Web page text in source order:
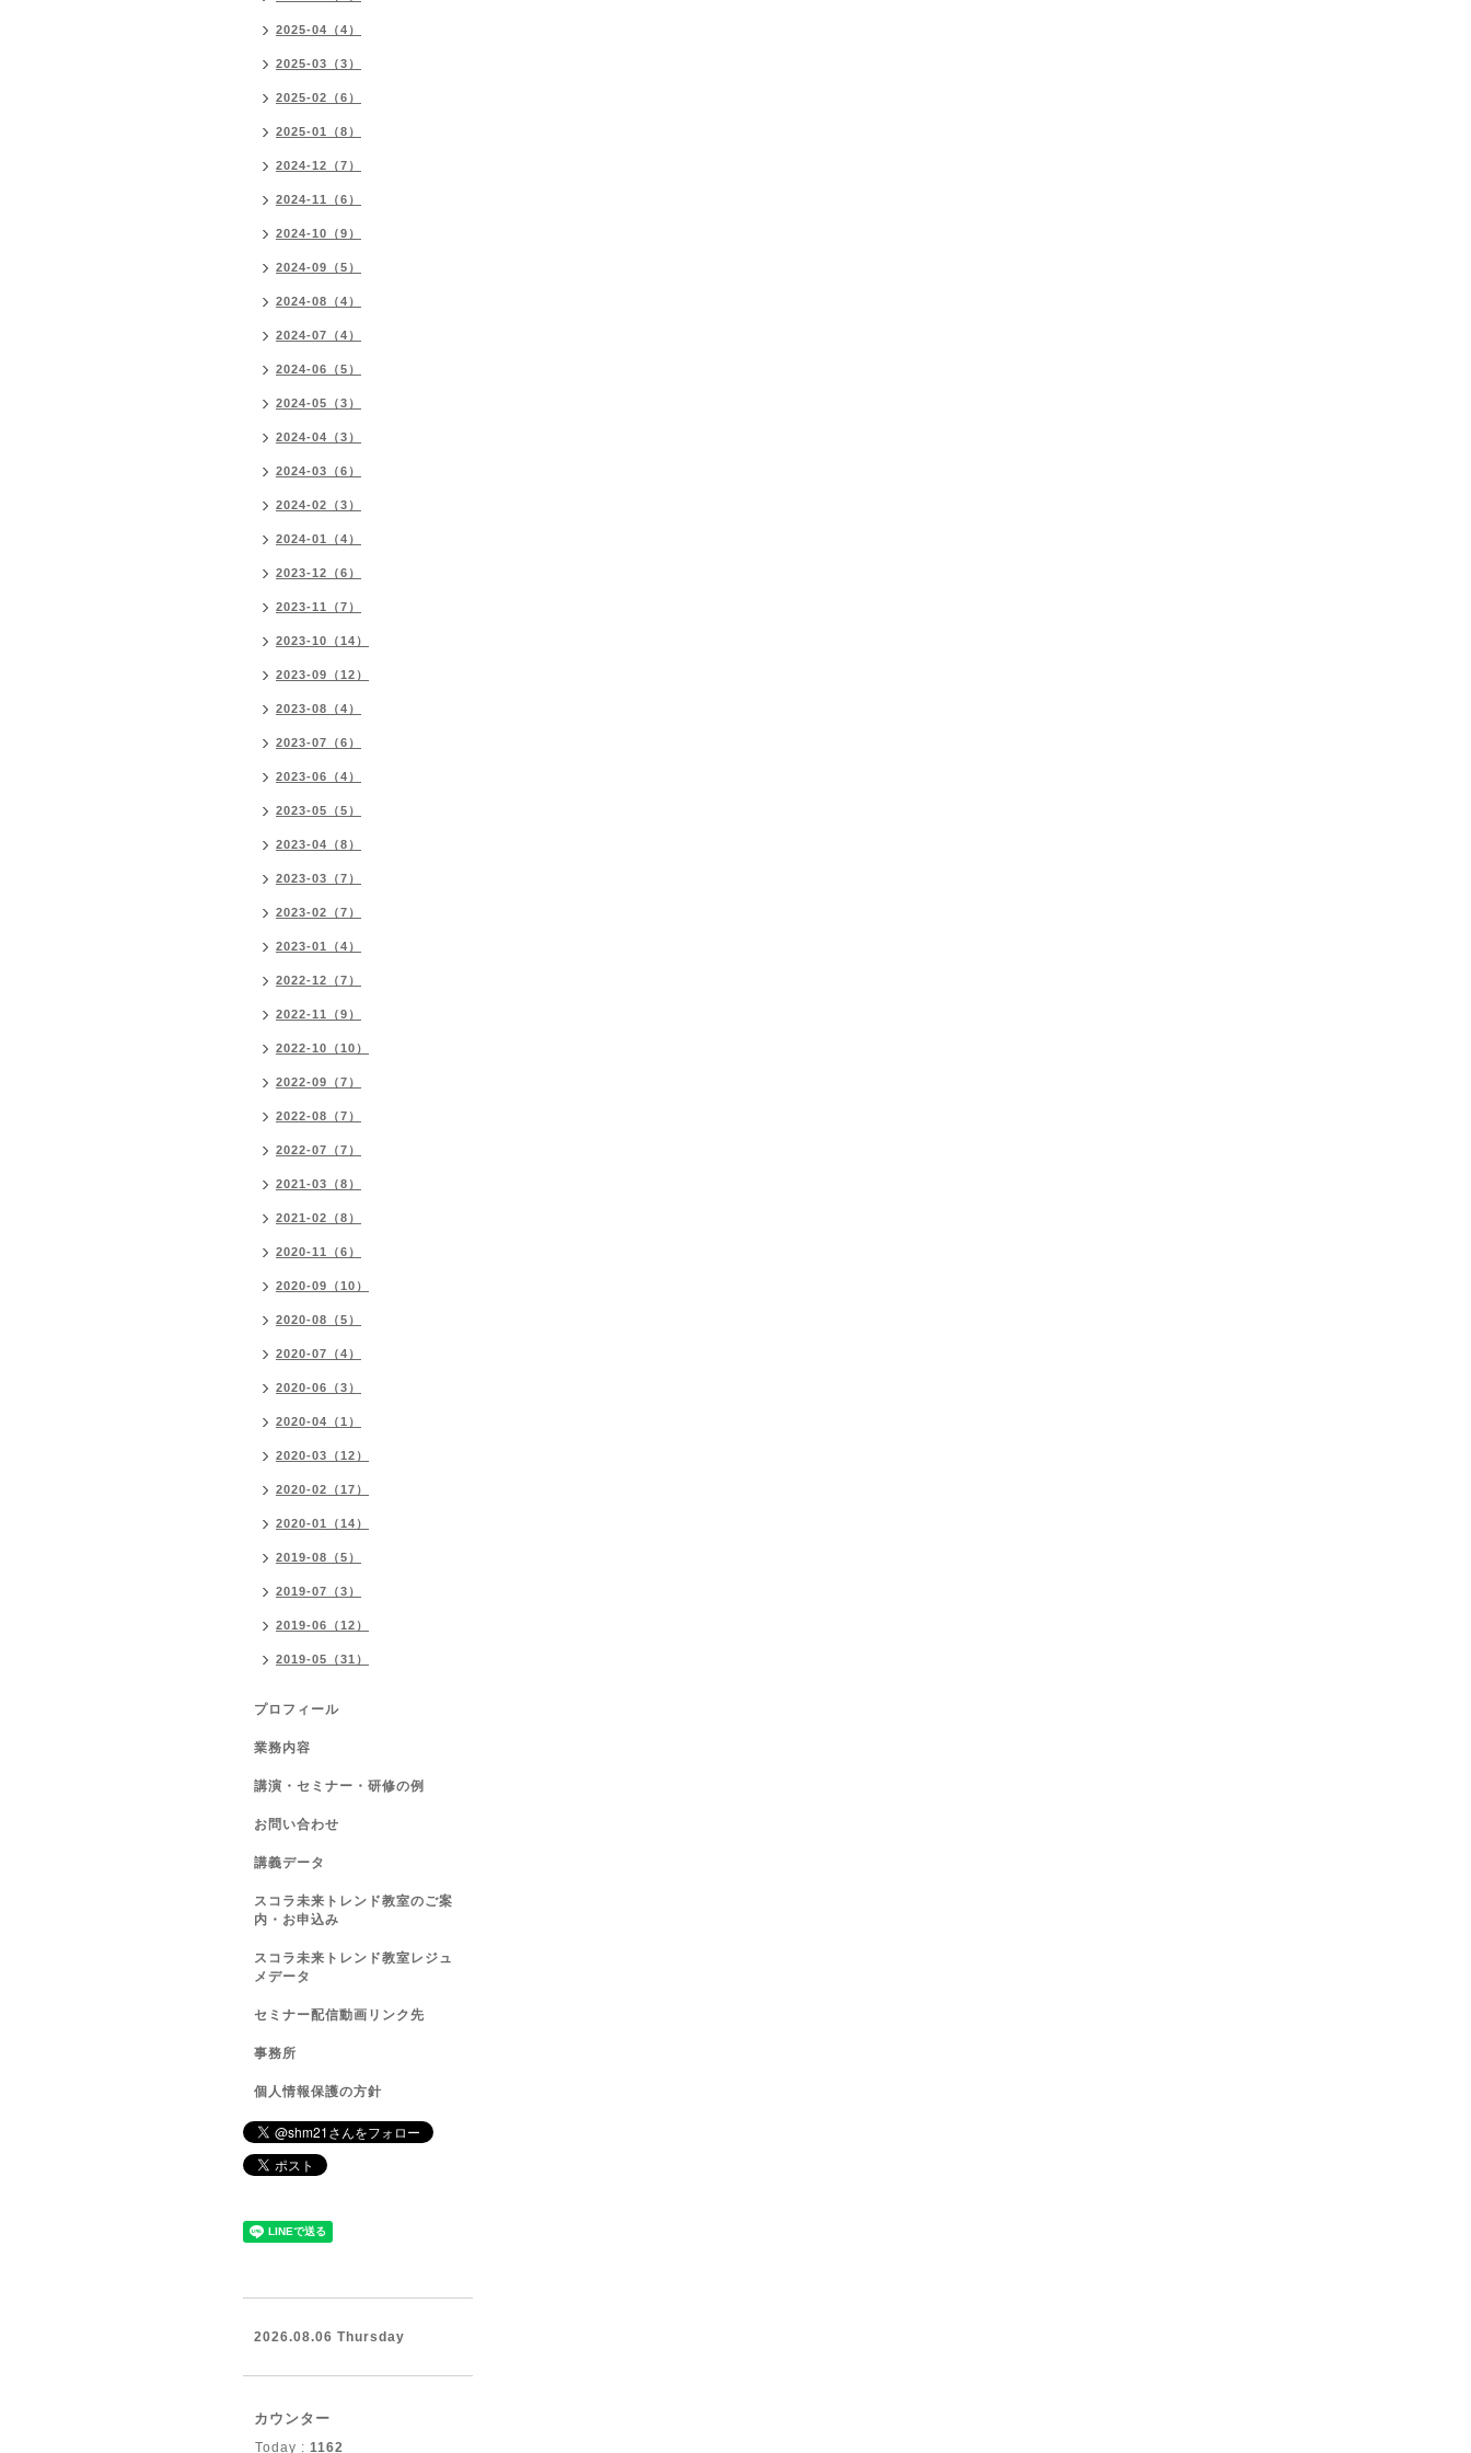
2025-04（4）
2025-03（3）
2025-02（6）
2025-01（8）
2024-12（7）
2024-11（6）
2024-10（9）
2024-09（5）
2024-08（4）
2024-07（4）
2024-06（5）
2024-05（3）
2024-04（3）
2024-03（6）
2024-02（3）
2024-01（4）
2023-12（6）
2023-11（7）
2023-10（14）
2023-09（12）
2023-08（4）
2023-07（6）
2023-06（4）
2023-05（5）
2023-04（8）
2023-03（7）
2023-02（7）
2023-01（4）
2022-12（7）
2022-11（9）
2022-10（10）
2022-09（7）
2022-08（7）
2022-07（7）
2021-03（8）
2021-02（8）
2020-11（6）
2020-09（10）
2020-08（5）
2020-07（4）
2020-06（3）
2020-04（1）
2020-03（12）
2020-02（17）
2020-01（14）
2019-08（5）
2019-07（3）
2019-06（12）
2019-05（31）
プロフィール
業務内容
講演・セミナー・研修の例
お問い合わせ
講義データ
スコラ未来トレンド教室のご案
内・お申込み
スコラ未来トレンド教室レジュ
メデータ
セミナー配信動画リンク先
事務所
個人情報保護の方針
2026.08.06 Thursday
カウンター
Today : 1162